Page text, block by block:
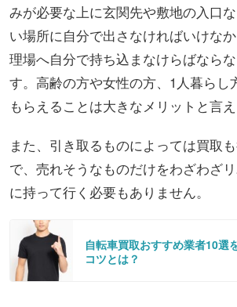
みが必要な上に玄関先や敷地の入口
い場所に自分で出さなければいけな
理場へ自分で持ち込まなけらばなら
す。高齢の方や女性の方、1人暮らし
もらえることは大きなメリットと言え
また、引き取るものによっては買取
で、売れそうなものだけをわざわざ
に持って行く必要もありません。
自転車買取おすすめ業者10選
コツとは？